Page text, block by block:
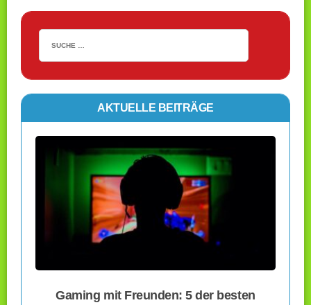
AKTUELLE BEITRÄGE
Gaming mit Freunden: 5 der besten